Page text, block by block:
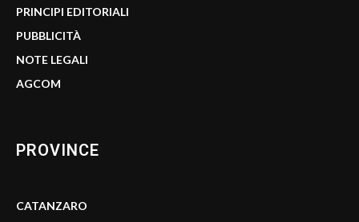
PRINCIPI EDITORIALI
PUBBLICITÀ
NOTE LEGALI
AGCOM
PROVINCE
CATANZARO